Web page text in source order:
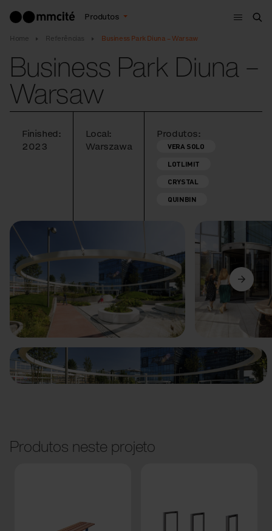
Produtos
Menu
Home Referências Business Park Diuna – Warsaw
Business Park Diuna –
Warsaw
Finished:
2023
Local:
Warszawa
Produtos:
VERA SOLO
LOTLIMIT
CRYSTAL
QUINBIN
Anterior Seguinte
Produtos neste projeto